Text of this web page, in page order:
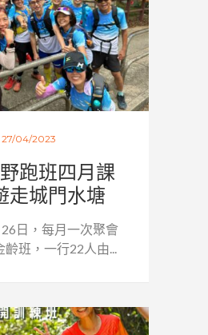
27/04/2023
跑班四月課
走城門水塘
日，每月一次聚會
齡班，一行22人由...